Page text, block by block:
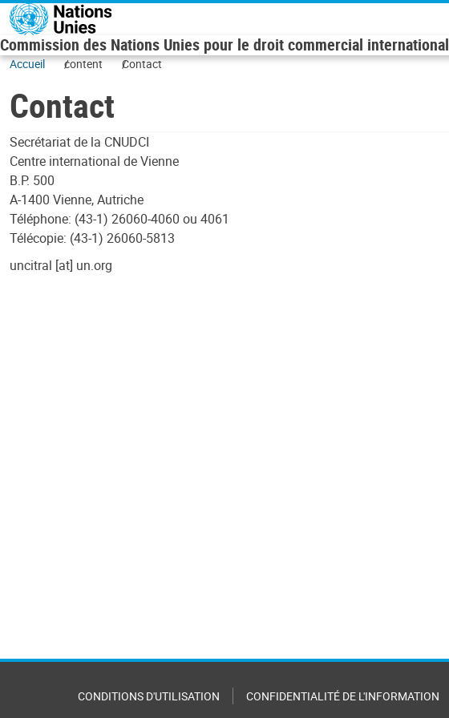
Skip to main content
Commission des Nations Unies pour le droit commercial international
Accueil content Contact
Contact
Secrétariat de la CNUDCI
Centre international de Vienne
B.P. 500
A-1400 Vienne, Autriche
Téléphone: (43-1) 26060-4060 ou 4061
Télécopie: (43-1) 26060-5813
uncitral [at] un.org
CONDITIONS D'UTILISATION CONFIDENTIALITÉ DE L'INFORMATION